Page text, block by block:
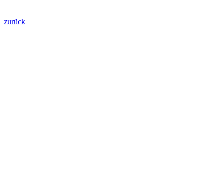
zurück